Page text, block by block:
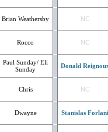
Brian Weathersby NC
Rocco NC
Paul Sunday/ Eli
Sunday
Donald
Chris NC
Dwayne Stanislas Forlani